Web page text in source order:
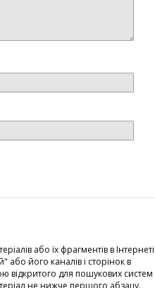
або їх фрагментів в Інтернеті
або його каналів і сторінок в
для пошукових систем
не нижче першого абзацу.